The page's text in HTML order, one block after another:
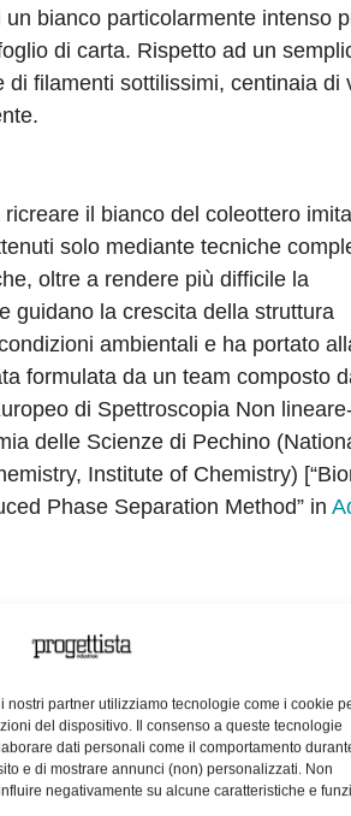
nostri partner utilizziamo tecnologie come i cookie
del dispositivo. Il consenso a queste tecnologie
dati personali come il comportamento
e di mostrare annunci (non) personalizzati. Non
negativamente su alcune caratteristiche e
bianco particolarmente intenso
di carta. Rispetto ad un
filamenti sottilissimi, centinaia di
il bianco del coleottero
solo mediante tecniche
oltre a rendere più difficile la
guidano la crescita della struttura
ambientali e ha portato
formulata da un team composto
di Spettroscopia Non
delle Scienze di Pechino
Institute of Chemistry)
Phase Separation Method” in
chiamato chitina, anche per il
detto polistirolo e conosciuto
ambiente in
la separazione che avviene
– spiegano i componenti
di un semplice miscuglio fra